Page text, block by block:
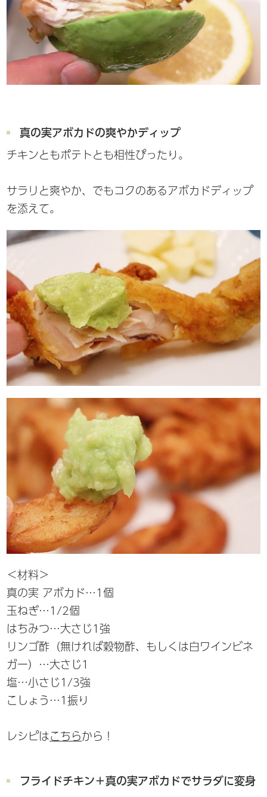
真の実アボカドの爽やかディップ
チキンともポテトとも相性ぴったり。
サラリと爽やか、でもコクのあるアボカドディップ
を添えて。
＜材料＞
真の実 アボカド…1個
玉ねぎ…1/2個
はちみつ…大さじ1強
リンゴ酢（無ければ穀物酢、もしくは白ワインビネ
ガー）…大さじ1
塩…小さじ1/3強
こしょう…1振り
レシピはこちらから！
フライドチキン＋真の実アボカドでサラダに変身